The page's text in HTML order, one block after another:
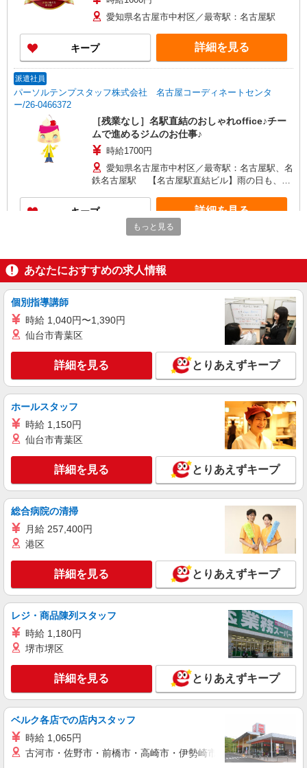
愛知県名古屋市中村区／最寄駅：名古屋駅
キープ 詳細を見る
派遣社員
パーソルテンプスタッフ株式会社 名古屋コーディネートセンタ
ー/26-0466372
［残業なし］名駅直結のおしゃれoffice♪チー
ムで進めるジムのお仕事♪
時給1700円
愛知県名古屋市中村区／最寄駅：名古屋駅、名
鉄名古屋駅 【名古屋駅直結ビル】雨の日も、暑
キープ 詳細を見る
ー/26-0597617
［増員ポジション］庶務メインにお手伝い♪未
時給1600円 【月収例】時給1600円×7時間×月
21日＝235,200円
愛知県名古屋市中村区／最寄駅：名古屋駅
＜駅直結＞桜通線・名鉄・近鉄・あおなみ線から
も通いやすい♪
キープ 詳細を見る
派遣社員
パーソルテンプスタッフ株式会社 名古屋コーディネートセンタ
ー/26-0393546
ピタッと17時で帰れる♪きまった手順でまいに
ちおしごと☆入力＆チェック！
時給1600円
愛知県名古屋市中村区／最寄駅：名古屋駅
JR・名鉄各線、地下鉄桜通線、近鉄、あおなみ線
も便利！
詳細を見る
パーソルテンプスタッフ株式会社 名古屋コーディネートセンタ
ー/26-0384389
＼かんたん＊まいにち決まった作業／データ入
時給1600円 【月収例】時給1,600円×8時間×21
日＝268,800円
愛知県名古屋市中村区／最寄駅：名古屋駅
JR・名鉄各線、地下鉄桜通線、近鉄、あおなみ線
からも通勤便利
キープ
派遣社員
もっと見る
あなたにおすすめの求人情報
個別指導講師
時給 1,040円〜1,390円
仙台市青葉区
詳細を見る とりあえずキープ
ホールスタッフ
時給 1,150円
仙台市青葉区
詳細を見る とりあえずキープ
総合病院の清掃
月給 257,400円
港区
詳細を見る とりあえずキープ
レジ・商品陳列スタッフ
時給 1,180円
堺市堺区
詳細を見る とりあえずキープ
ベルク各店での店内スタッフ
時給 1,065円
古河市・佐野市・前橋市・高崎市・伊勢崎市・太田市・館林市